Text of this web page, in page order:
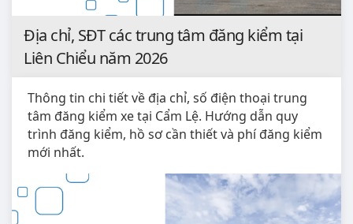
Địa chỉ, SĐT các trung tâm đăng kiểm tại
Liên Chiểu năm 2026
Thông tin chi tiết về địa chỉ, số điện thoại trung
tâm đăng kiểm xe tại Cẩm Lệ. Hướng dẫn quy
trình đăng kiểm, hồ sơ cần thiết và phí đăng kiểm
mới nhất.